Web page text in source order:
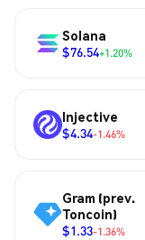
Solana
$76.54+1.20%
Injective
$4.34-1.46%
Gram (prev.
Toncoin)
$1.33-1.36%